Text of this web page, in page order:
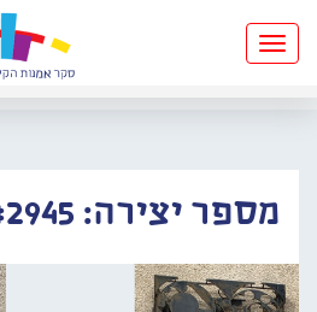
Toggle
navigation
מספר יצירה: #2945